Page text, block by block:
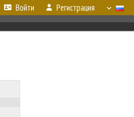
Войти Регистрация